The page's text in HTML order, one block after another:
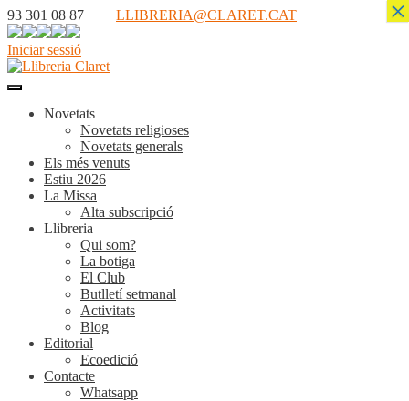
93 301 08 87 | LLIBRERIA@CLARET.CAT
Iniciar sessió
Novetats
Novetats religioses
Novetats generals
Els més venuts
Estiu 2026
La Missa
Alta subscripció
Llibreria
Qui som?
La botiga
El Club
Butlletí setmanal
Activitats
Blog
Editorial
Ecoedició
Contacte
Whatsapp
×